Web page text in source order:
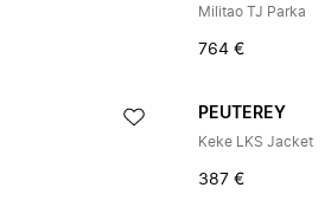
Militao TJ Parka
764 €
PEUTEREY
Keke LKS Jacket
387 €